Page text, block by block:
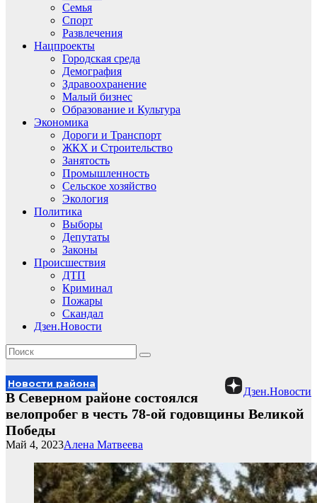
Семья
Спорт
Развлечения
Нацпроекты
Городская среда
Демография
Здравоохранение
Малый бизнес
Образование и Культура
Экономика
Дороги и Транспорт
ЖКХ и Строительство
Занятость
Промышленность
Сельское хозяйство
Экология
Политика
Выборы
Депутаты
Законы
Происшествия
ДТП
Криминал
Пожары
Скандал
Дзен.Новости
Дзен.Новости
Новости района
В Северном районе состоялся
велопробег в честь 78-ой годовщины Великой
Победы
Алена Матвеева
Май 4, 2023